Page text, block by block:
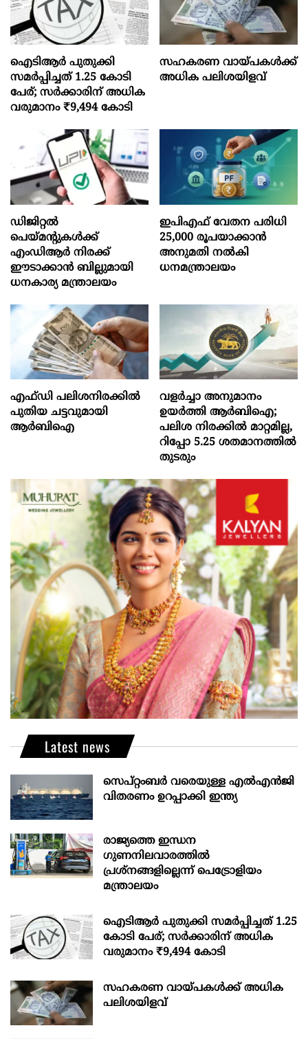
ഐടിആര്‍ പുതുക്കി
സമർപ്പിച്ചത് 1.25 കോടി
പേര്; സർക്കാരിന് അധിക
വരുമാനം ₹9,494 കോടി
സഹകരണ വായ്പകള്‍ക്ക്
അധിക പലിശയിളവ്
ഡിജിറ്റൽ
പെയ്മന്റുകൾക്ക്
എംഡിആർ നിരക്ക്
ഈടാക്കാൻ ബില്ലുമായി
ധനകാര്യ മന്ത്രാലയം
ഇപിഎഫ് വേതന പരിധി
25,000 രൂപയാക്കാൻ
അനുമതി നൽകി
ധനമന്ത്രാലയം
എഫ്‍ഡി പലിശനിരക്കിൽ
പുതിയ ചട്ടവുമായി
ആർബിഐ
വളർച്ചാ അനുമാനം
ഉയർത്തി ആർബിഐ;
പലിശ നിരക്കിൽ മാറ്റമില്ല,
റിപ്പോ 5.25 ശതമാനത്തിൽ
തുടരും
Latest news
സെപ്റ്റംബർ വരെയുള്ള എൽഎൻജി
വിതരണം ഉറപ്പാക്കി ഇന്ത്യ
രാജ്യത്തെ ഇന്ധന
ഗുണനിലവാരത്തില്‍
പ്രശ്‌നങ്ങളില്ലെന്ന് പെട്രോളിയം
മന്ത്രാലയം
ഐടിആര്‍ പുതുക്കി സമർപ്പിച്ചത് 1.25
കോടി പേര്; സർക്കാരിന് അധിക
വരുമാനം ₹9,494 കോടി
സഹകരണ വായ്പകള്‍ക്ക് അധിക
പലിശയിളവ്